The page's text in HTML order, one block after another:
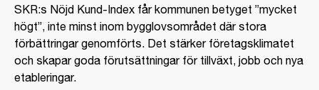
SKR:s Nöjd Kund-Index får kommunen betyget ”mycket
högt”, inte minst inom bygglovsområdet där stora
förbättringar genomförts. Det stärker företagsklimatet
och skapar goda förutsättningar för tillväxt, jobb och nya
etableringar.